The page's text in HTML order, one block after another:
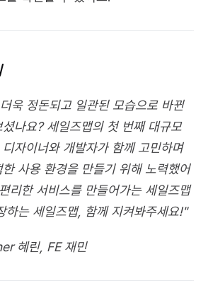
욱 정돈되고 일관된 모습으로 바뀐
나요? 세일즈맵의 첫 번째 대규모
자이너와 개발자가 함께 고민하며
사용 환경을 만들기 위해 노력했어
리한 서비스를 만들어가는 세일즈맵
하는 세일즈맵, 함께 지켜봐주세요!"
혜린, FE 재민